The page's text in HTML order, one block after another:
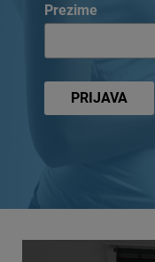
Prezime